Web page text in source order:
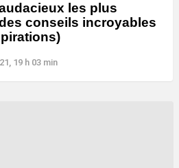
les plus
conseils incroyables
19 h 03 min